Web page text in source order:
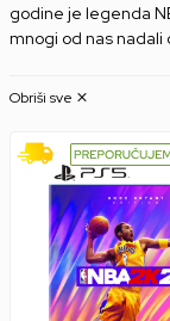
godine je legenda
mnogi od nas nadali
Obriši sve